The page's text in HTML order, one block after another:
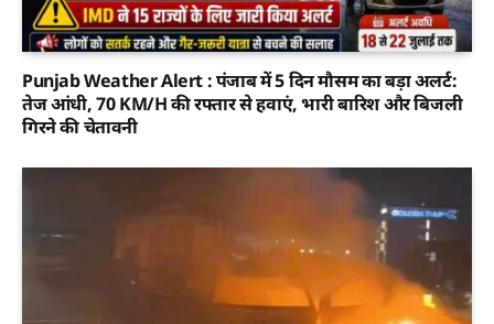
Punjab Weather Alert : पंजाब में 5 दिन मौसम का बड़ा अलर्ट:
तेज आंधी, 70 KM/H की रफ्तार से हवाएं, भारी बारिश और बिजली
गिरने की चेतावनी